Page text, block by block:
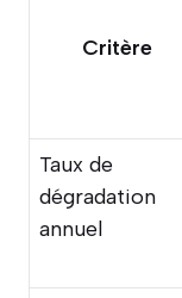
Critère
Taux de
dégradation
annuel